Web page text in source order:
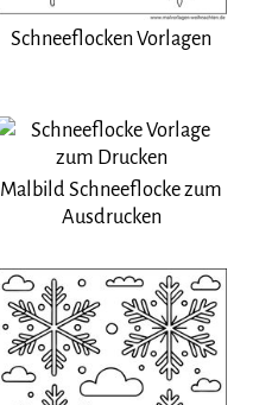
Schneeflocken Vorlagen
Malbild Schneeflocke zum
Ausdrucken